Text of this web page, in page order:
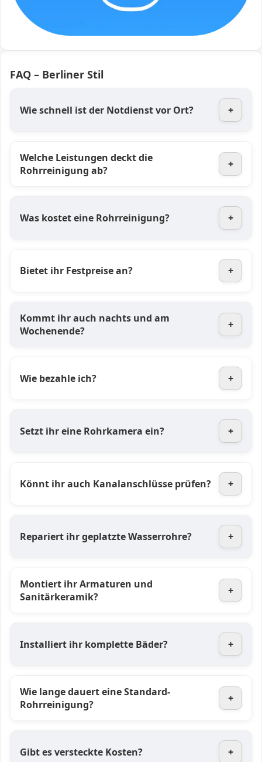
FAQ – Berliner Stil
Wie schnell ist der Notdienst vor Ort? +
Welche Leistungen deckt die
Rohrreinigung ab?
+
Was kostet eine Rohrreinigung? +
Bietet ihr Festpreise an? +
Kommt ihr auch nachts und am
Wochenende?
+
Wie bezahle ich? +
Setzt ihr eine Rohrkamera ein? +
Könnt ihr auch Kanalanschlüsse prüfen? +
Repariert ihr geplatzte Wasserrohre? +
Montiert ihr Armaturen und
Sanitärkeramik?
+
Installiert ihr komplette Bäder? +
Wie lange dauert eine Standard-
Rohrreinigung?
+
Gibt es versteckte Kosten? +